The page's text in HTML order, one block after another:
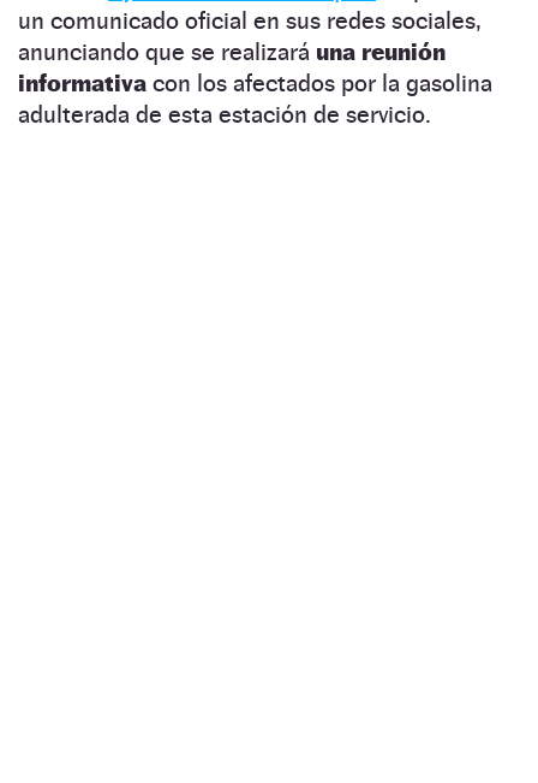
un comunicado oficial en sus redes sociales,
anunciando que se realizará una reunión
informativa con los afectados por la gasolina
adulterada de esta estación de servicio.